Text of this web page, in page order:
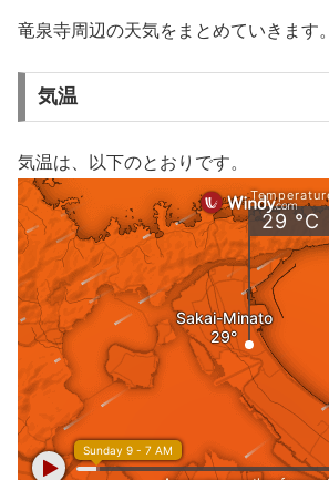
竜泉寺周辺の天気をまとめていきます。
気温
気温は、以下のとおりです。